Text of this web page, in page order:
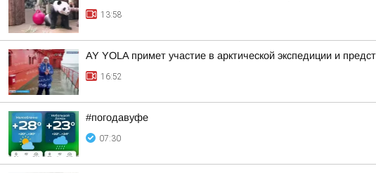
13:58
AY YOLA примет участие в арктической экспедиции и
16:52
#погодавуфе
07:30